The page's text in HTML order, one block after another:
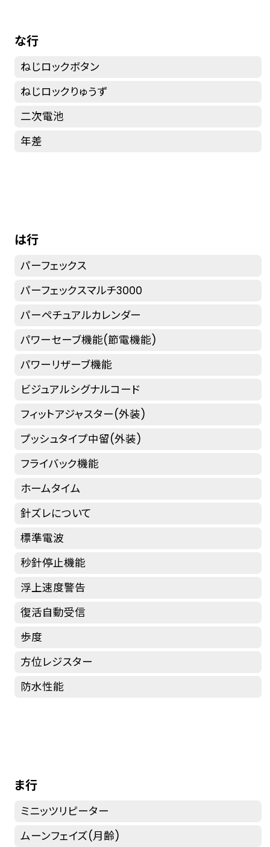
な行
ねじロックボタン
ねじロックりゅうず
二次電池
年差
は行
パーフェックス
パーフェックスマルチ3000
パーペチュアルカレンダー
パワーセーブ機能(節電機能)
パワーリザーブ機能
ビジュアルシグナルコード
フィットアジャスター(外装)
プッシュタイプ中留(外装)
フライバック機能
ホームタイム
針ズレについて
標準電波
秒針停止機能
浮上速度警告
復活自動受信
歩度
方位レジスター
防水性能
ま行
ミニッツリピーター
ムーンフェイズ(月齢)